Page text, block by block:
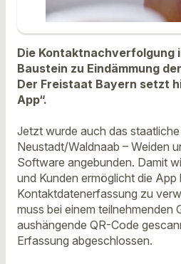
Die Kontaktnachverfolgung
Baustein zu Eindämmung
Der Freistaat Bayern setzt
App“.
Jetzt wurde auch das
Neustadt/Waldnaab – Weiden
Software angebunden. Damit
und Kunden ermöglicht die
Kontaktdatenerfassung zu
muss bei einem teilnehmenden
aushängende QR-Code
Erfassung abgeschlossen.